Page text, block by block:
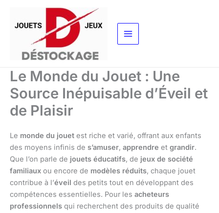
contenu
Le Monde du Jouet : Une
Source Inépuisable d’Éveil et
de Plaisir
Le monde du jouet est riche et varié, offrant aux enfants
des moyens infinis de s’amuser, apprendre et grandir.
Que l’on parle de jouets éducatifs, de jeux de société
familiaux ou encore de modèles réduits, chaque jouet
contribue à l’éveil des petits tout en développant des
compétences essentielles. Pour les acheteurs
professionnels qui recherchent des produits de qualité